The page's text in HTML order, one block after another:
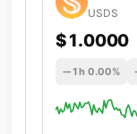
USDS
$1.0000
1h 0.00%